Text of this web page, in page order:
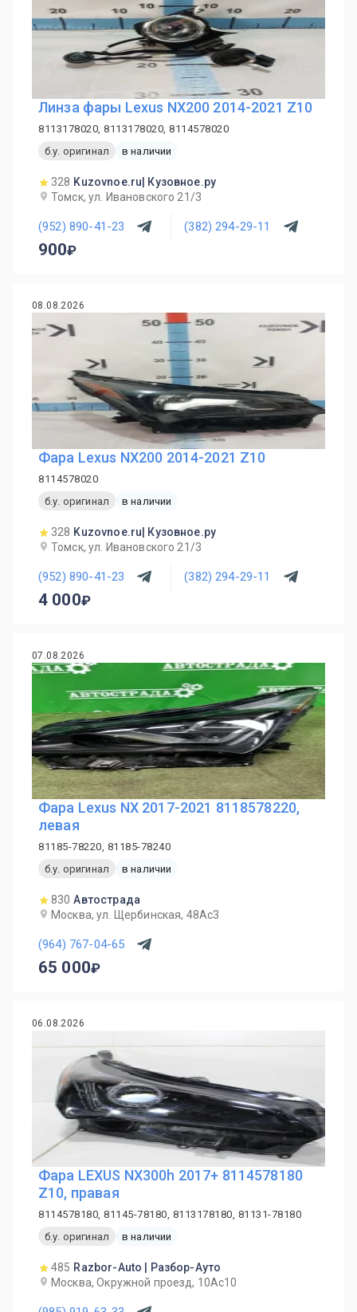
Линза фары Lexus NX200 2014-2021 Z10
8113178020, 8113178020, 8114578020
б.у. оригинал
в наличии
328 Kuzovnoe.ru| Кузовное.ру
Томск, ул. Ивановского 21/3
(952) 890-41-23 (382) 294-29-11
900
08.08.2026
Фара Lexus NX200 2014-2021 Z10
8114578020
б.у. оригинал
в наличии
328 Kuzovnoe.ru| Кузовное.ру
Томск, ул. Ивановского 21/3
(952) 890-41-23 (382) 294-29-11
4 000
07.08.2026
Фара Lexus NX 2017-2021 8118578220,
левая
81185-78220, 81185-78240
б.у. оригинал
в наличии
830 Автострада
Москва, ул. Щербинская, 48Ас3
(964) 767-04-65
65 000
06.08.2026
Фара LEXUS NX300h 2017+ 8114578180
Z10, правая
8114578180, 81145-78180, 8113178180, 81131-78180
б.у. оригинал
в наличии
485 Razbor-Auto | Разбор-Ауто
Москва, Окружной проезд, 10Ас10